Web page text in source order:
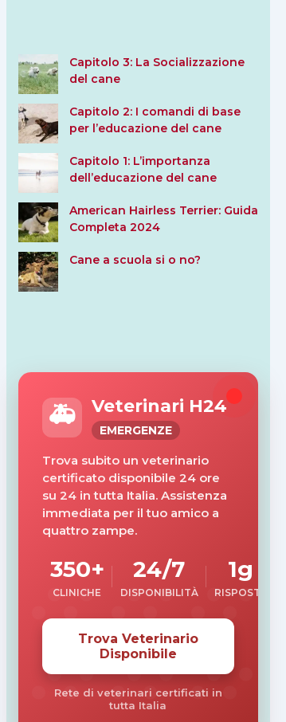
Capitolo 3: La Socializzazione
del cane
Capitolo 2: I comandi di base
per l’educazione del cane
Capitolo 1: L’importanza
dell’educazione del cane
American Hairless Terrier: Guida
Completa 2024
Cane a scuola si o no?
🚑 Veterinari H24
EMERGENZE
Trova subito un veterinario
certificato disponibile 24 ore
su 24 in tutta Italia. Assistenza
immediata per il tuo amico a
quattro zampe.
350+
CLINICHE
24/7
DISPONIBILITÀ
1g
RISPOSTA
Trova Veterinario
Disponibile
Rete di veterinari certificati in
tutta Italia